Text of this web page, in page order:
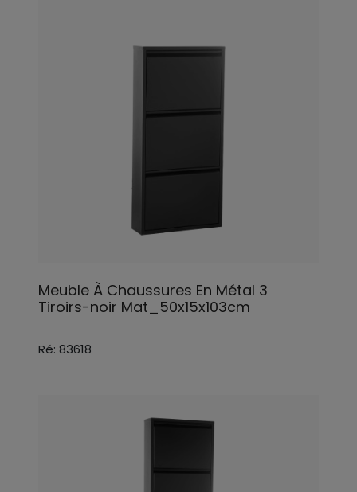
Meuble À Chaussures En Métal 3
Tiroirs-noir Mat_50x15x103cm
Ré: 83618